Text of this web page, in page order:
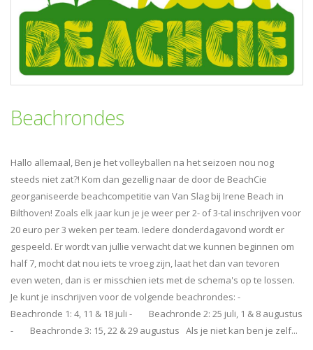
Beachrondes
Hallo allemaal, Ben je het volleyballen na het seizoen nou nog
steeds niet zat?! Kom dan gezellig naar de door de BeachCie
georganiseerde beachcompetitie van Van Slag bij Irene Beach in
Bilthoven! Zoals elk jaar kun je je weer per 2- of 3-tal inschrijven voor
20 euro per 3 weken per team. Iedere donderdagavond wordt er
gespeeld. Er wordt van jullie verwacht dat we kunnen beginnen om
half 7, mocht dat nou iets te vroeg zijn, laat het dan van tevoren
even weten, dan is er misschien iets met de schema's op te lossen.
Je kunt je inschrijven voor de volgende beachrondes: -
Beachronde 1: 4, 11 & 18 juli - Beachronde 2: 25 juli, 1 & 8 augustus
- Beachronde 3: 15, 22 & 29 augustus Als je niet kan ben je zelf...